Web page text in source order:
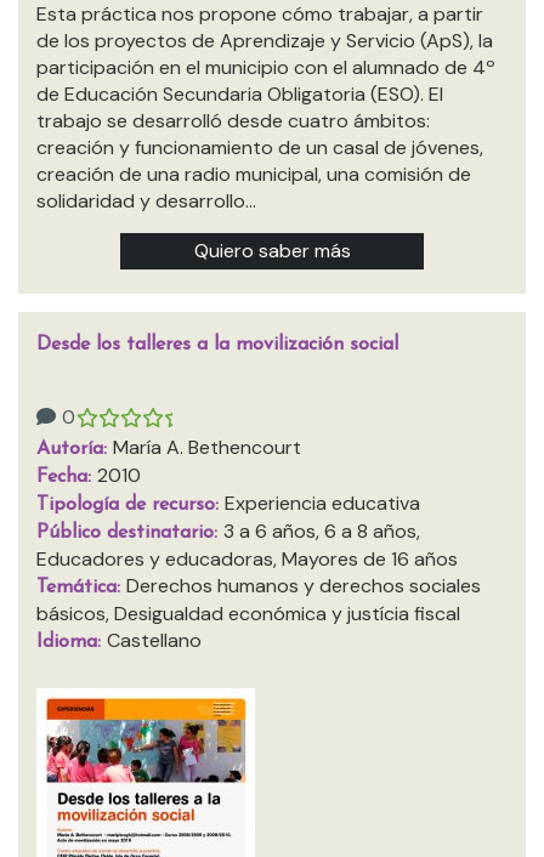
Esta práctica nos propone cómo trabajar, a partir
de los proyectos de Aprendizaje y Servicio (ApS), la
participación en el municipio con el alumnado de 4º
de Educación Secundaria Obligatoria (ESO). El
trabajo se desarrolló desde cuatro ámbitos:
creación y funcionamiento de un casal de jóvenes,
creación de una radio municipal, una comisión de
solidaridad y desarrollo…
Quiero saber más
Desde los talleres a la movilización social
0
Autoría: María A. Bethencourt
Fecha: 2010
Tipología de recurso: Experiencia educativa
Público destinatario: 3 a 6 años, 6 a 8 años,
Educadores y educadoras, Mayores de 16 años
Temática: Derechos humanos y derechos sociales
básicos, Desigualdad económica y justícia fiscal
Idioma: Castellano